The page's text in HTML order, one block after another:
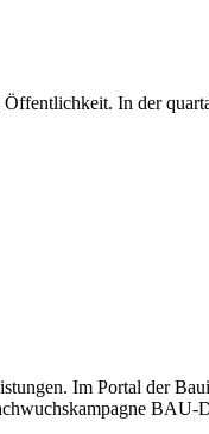
In der
Im Portal der